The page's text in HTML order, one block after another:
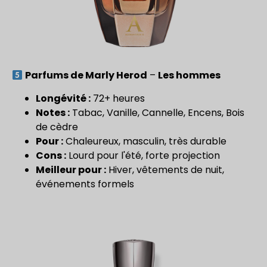
Parfums de Marly Herod – Les hommes
Longévité : 72+ heures
Notes : Tabac, Vanille, Cannelle, Encens, Bois
de cèdre
Pour :Chaleureux, masculin, très durable
Cons : Lourd pour l'été, forte projection
Meilleur pour : Hiver, vêtements de nuit,
événements formels